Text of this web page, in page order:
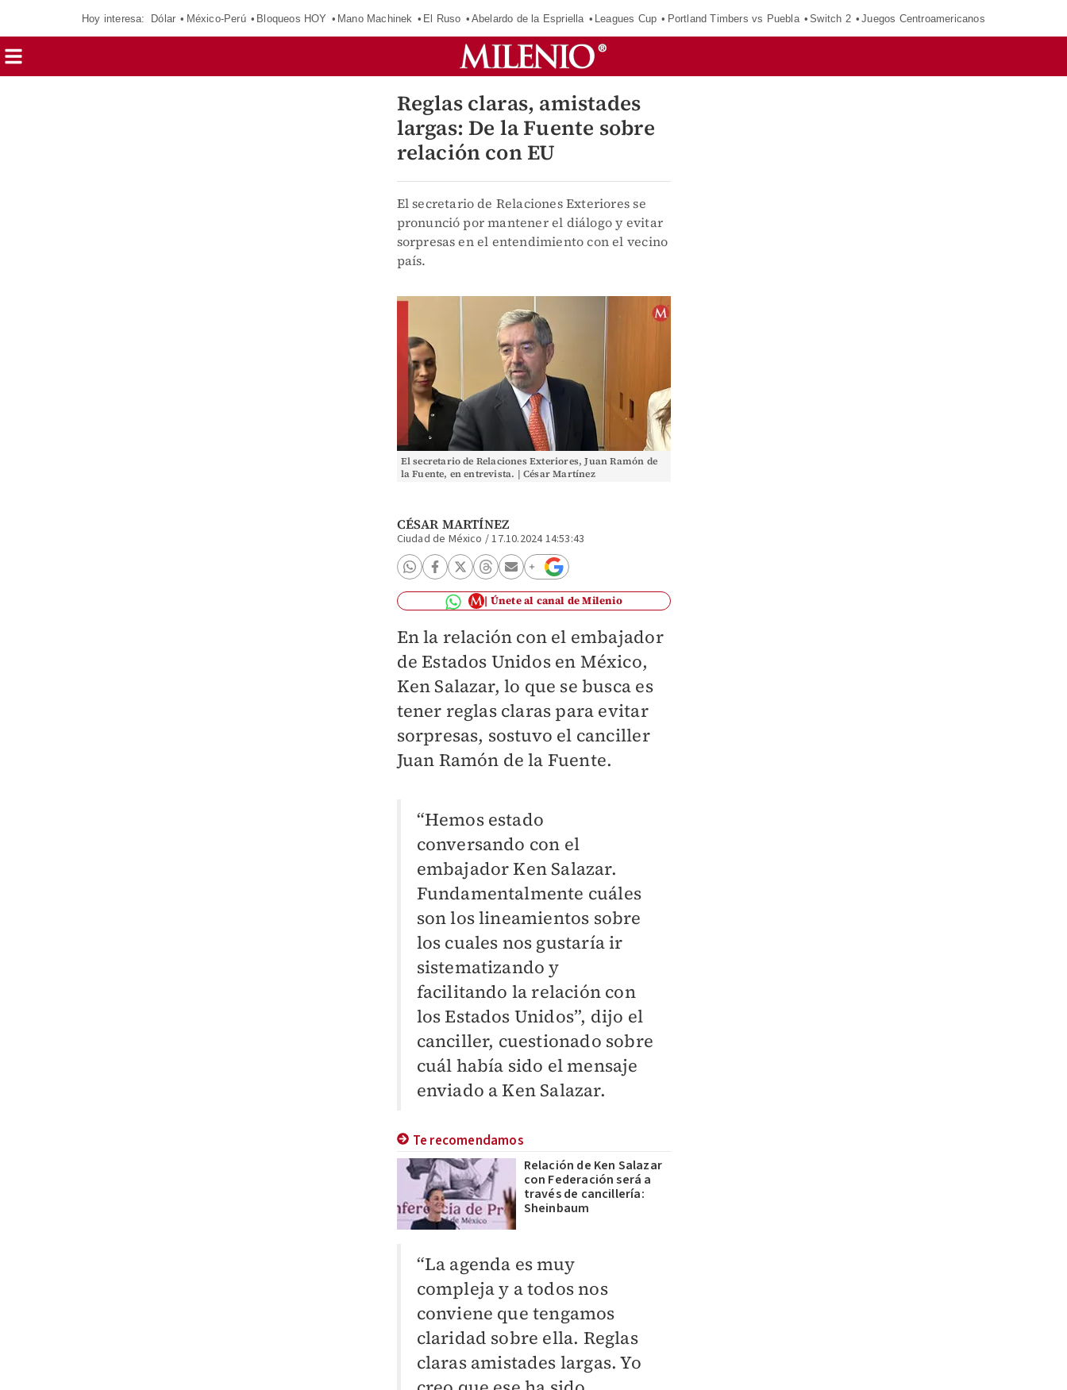
Hoy interesa: Dólar México-Perú Bloqueos HOY Mano Machinek El Ruso Abelardo de la Espriella Leagues Cup Portland Timbers vs Puebla Switch 2 Juegos Centroamericanos
Reglas claras, amistades
largas: De la Fuente sobre
relación con EU
El secretario de Relaciones Exteriores se
pronunció por mantener el diálogo y evitar
sorpresas en el entendimiento con el vecino
país.
El secretario de Relaciones Exteriores, Juan Ramón de
la Fuente, en entrevista. | César Martínez
CÉSAR MARTÍNEZ
Ciudad de México /17.10.2024 14:53:43
Únete al canal de Milenio
En la relación con el embajador
de Estados Unidos en México,
Ken Salazar, lo que se busca es
tener reglas claras para evitar
sorpresas, sostuvo el canciller
Juan Ramón de la Fuente.
“Hemos estado
conversando con el
embajador Ken Salazar.
Fundamentalmente cuáles
son los lineamientos sobre
los cuales nos gustaría ir
sistematizando y
facilitando la relación con
los Estados Unidos”, dijo el
canciller, cuestionado sobre
cuál había sido el mensaje
enviado a Ken Salazar.
Te recomendamos
Relación de Ken Salazar
con Federación será a
través de cancillería:
Sheinbaum
“La agenda es muy
compleja y a todos nos
conviene que tengamos
claridad sobre ella. Reglas
claras amistades largas. Yo